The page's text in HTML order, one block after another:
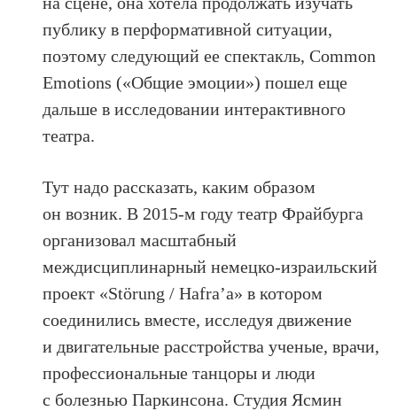
публику в перформативной ситуации,
поэтому следующий ее спектакль, Common
Emotions («Общие эмоции») пошел еще
дальше в исследовании интерактивного
театра.
Тут надо рассказать, каким образом
он возник. В 2015-м году театр Фрайбурга
организовал масштабный
междисциплинарный немецко-израильский
проект «Störung / Hafra’a» в котором
соединились вместе, исследуя движение
и двигательные расстройства ученые, врачи,
профессиональные танцоры и люди
с болезнью Паркинсона. Студия Ясмин